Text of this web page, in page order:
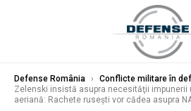
Defense România › Conflicte militare în
Zelenski insistă asupra necesităţii impunerii
aeriană: Rachete ruseşti vor cădea asupra